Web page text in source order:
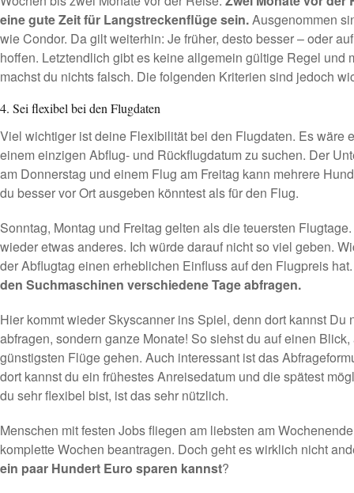
eine gute Zeit für Langstreckenflüge sein.Ausgenommen
wie Condor. Da gilt weiterhin: Je früher, desto besser – oder
hoffen. Letztendlich gibt es keine allgemein gültige Regel und
machst du nichts falsch. Die folgenden Kriterien sind jedoch
4. Sei flexibel bei den Flugdaten
Viel wichtiger ist deine Flexibilität bei den Flugdaten. Es wäre
einem einzigen Abflug- und Rückflugdatum zu suchen. Der
am Donnerstag und einem Flug am Freitag kann mehrere
du besser vor Ort ausgeben könntest als für den Flug.
Sonntag, Montag und Freitag gelten als die teuersten
wieder etwas anderes. Ich würde darauf nicht so viel geben.
der Abflugtag einen erheblichen Einfluss auf den Flugpreis
den Suchmaschinen verschiedene Tage abfragen.
Hier kommt wieder Skyscanner ins Spiel, denn dort kannst Du
abfragen, sondern ganze Monate! So siehst du auf einen
günstigsten Flüge gehen. Auch interessant ist das
dort kannst du ein frühestes Anreisedatum und die spätest
du sehr flexibel bist, ist das sehr nützlich.
Menschen mit festen Jobs fliegen am liebsten am
komplette Wochen beantragen. Doch geht es wirklich nicht
ein paar Hundert Euro sparen kannst?